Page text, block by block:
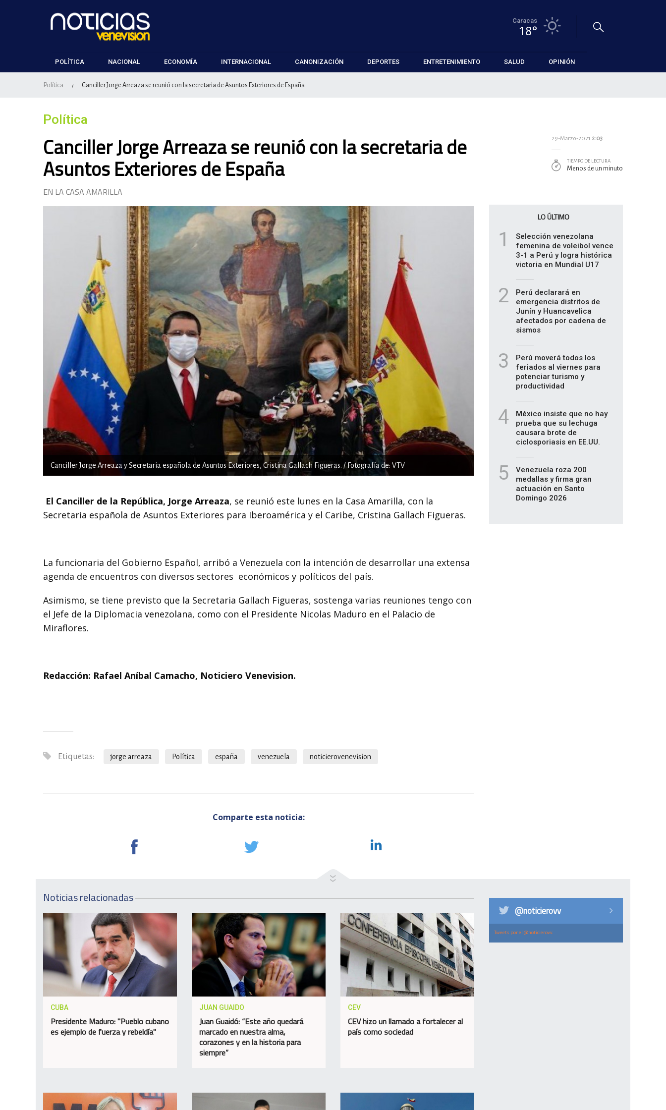
Caracas
18°
POLÍTICA NACIONAL ECONOMÍA INTERNACIONAL CANONIZACIÓN DEPORTES ENTRETENIMIENTO SALUD OPINIÓN
Política / Canciller Jorge Arreaza se reunió con la secretaria de Asuntos Exteriores de España
Política
Canciller Jorge Arreaza se reunió con la secretaria de
Asuntos Exteriores de España
EN LA CASA AMARILLA
Canciller Jorge Arreaza y Secretaria española de Asuntos Exteriores, Cristina Gallach Figueras. / Fotografía de: VTV
El Canciller de la República, Jorge Arreaza, se reunió este lunes en la Casa Amarilla, con la
Secretaria española de Asuntos Exteriores para Iberoamérica y el Caribe, Cristina Gallach Figueras.
La funcionaria del Gobierno Español, arribó a Venezuela con la intención de desarrollar una extensa
agenda de encuentros con diversos sectores económicos y políticos del país.
Asimismo, se tiene previsto que la Secretaria Gallach Figueras, sostenga varias reuniones tengo con
el Jefe de la Diplomacia venezolana, como con el Presidente Nicolas Maduro en el Palacio de
Miraflores.
Redacción: Rafael Aníbal Camacho, Noticiero Venevision.
Etiquetas: jorge arreaza Política españa venezuela noticierovenevision
Comparte esta noticia:
29-Marzo-2021 2:03
TIEMPO DE LECTURA
Menos de un minuto
LO ÚLTIMO
1
Selección venezolana
femenina de voleibol vence
3-1 a Perú y logra histórica
victoria en Mundial U17
2
Perú declarará en
emergencia distritos de
Junín y Huancavelica
afectados por cadena de
sismos
3
Perú moverá todos los
feriados al viernes para
potenciar turismo y
productividad
4
México insiste que no hay
prueba que su lechuga
causara brote de
ciclosporiasis en EE.UU.
5
Venezuela roza 200
medallas y firma gran
actuación en Santo
Domingo 2026
Noticias relacionadas
CUBA
Presidente Maduro: "Pueblo cubano
es ejemplo de fuerza y rebeldía"
JUAN GUAIDO
Juan Guaidó: “Este año quedará
marcado en nuestra alma,
corazones y en la historia para
siempre”
CEV
CEV hizo un llamado a fortalecer al
país como sociedad
@noticierovv
Tweets por el @noticierovv.